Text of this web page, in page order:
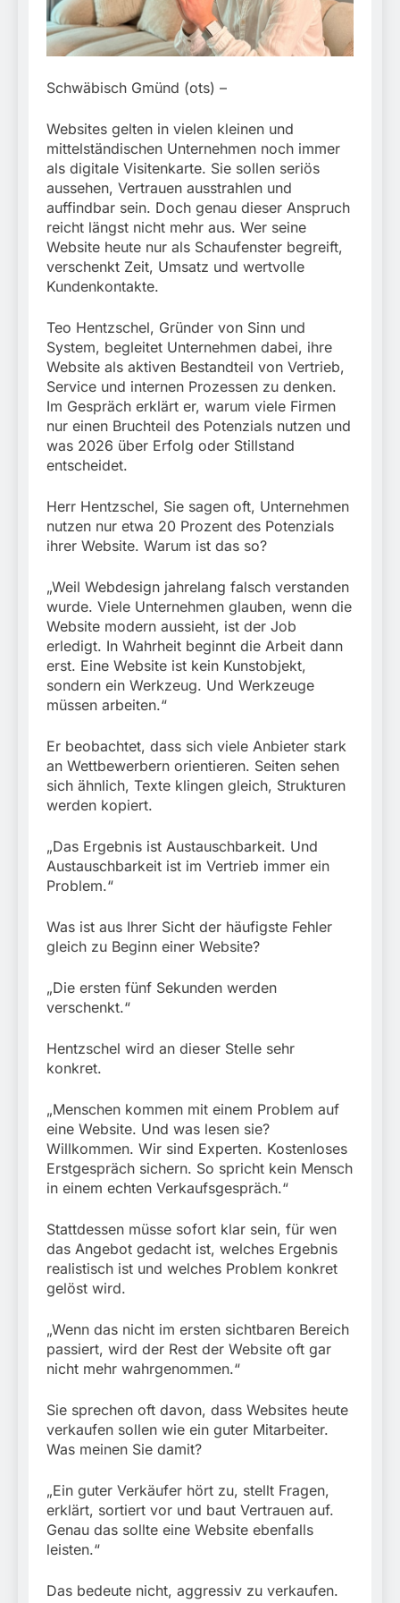
Beinahekollision an
Bahnübergang in Aubing
/ Bundespolizei ermittelt
Eingriffs in den
5. August 2026
Schwäbisch Gmünd (ots) –
Websites gelten in vielen kleinen und
mittelständischen Unternehmen noch immer
als digitale Visitenkarte. Sie sollen seriös
aussehen, Vertrauen ausstrahlen und
auffindbar sein. Doch genau dieser Anspruch
reicht längst nicht mehr aus. Wer seine
Website heute nur als Schaufenster begreift,
verschenkt Zeit, Umsatz und wertvolle
Kundenkontakte.
Teo Hentzschel, Gründer von Sinn und
System, begleitet Unternehmen dabei, ihre
Website als aktiven Bestandteil von Vertrieb,
Service und internen Prozessen zu denken.
Im Gespräch erklärt er, warum viele Firmen
nur einen Bruchteil des Potenzials nutzen und
was 2026 über Erfolg oder Stillstand
entscheidet.
Herr Hentzschel, Sie sagen oft, Unternehmen
nutzen nur etwa 20 Prozent des Potenzials
ihrer Website. Warum ist das so?
„Weil Webdesign jahrelang falsch verstanden
wurde. Viele Unternehmen glauben, wenn die
Website modern aussieht, ist der Job
erledigt. In Wahrheit beginnt die Arbeit dann
erst. Eine Website ist kein Kunstobjekt,
sondern ein Werkzeug. Und Werkzeuge
müssen arbeiten.“
Er beobachtet, dass sich viele Anbieter stark
an Wettbewerbern orientieren. Seiten sehen
sich ähnlich, Texte klingen gleich, Strukturen
werden kopiert.
„Das Ergebnis ist Austauschbarkeit. Und
Austauschbarkeit ist im Vertrieb immer ein
Problem.“
Was ist aus Ihrer Sicht der häufigste Fehler
gleich zu Beginn einer Website?
„Die ersten fünf Sekunden werden
verschenkt.“
Hentzschel wird an dieser Stelle sehr
konkret.
„Menschen kommen mit einem Problem auf
eine Website. Und was lesen sie?
Willkommen. Wir sind Experten. Kostenloses
Erstgespräch sichern. So spricht kein Mensch
in einem echten Verkaufsgespräch.“
Stattdessen müsse sofort klar sein, für wen
das Angebot gedacht ist, welches Ergebnis
realistisch ist und welches Problem konkret
gelöst wird.
„Wenn das nicht im ersten sichtbaren Bereich
passiert, wird der Rest der Website oft gar
nicht mehr wahrgenommen.“
Sie sprechen oft davon, dass Websites heute
verkaufen sollen wie ein guter Mitarbeiter.
Was meinen Sie damit?
„Ein guter Verkäufer hört zu, stellt Fragen,
erklärt, sortiert vor und baut Vertrauen auf.
Genau das sollte eine Website ebenfalls
leisten.“
Das bedeute nicht, aggressiv zu verkaufen.